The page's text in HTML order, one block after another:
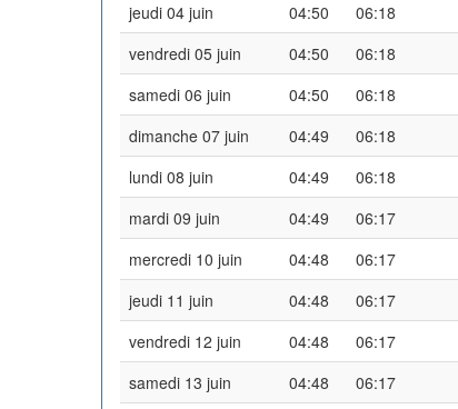
jeudi 04 juin
04:50 06:18
vendredi 05 juin
04:50 06:18
samedi 06 juin
04:50 06:18
dimanche 07 juin
04:49 06:18
lundi 08 juin
04:49 06:18
mardi 09 juin
04:49 06:17
mercredi 10 juin
04:48 06:17
jeudi 11 juin
04:48 06:17
vendredi 12 juin
04:48 06:17
samedi 13 juin
04:48 06:17